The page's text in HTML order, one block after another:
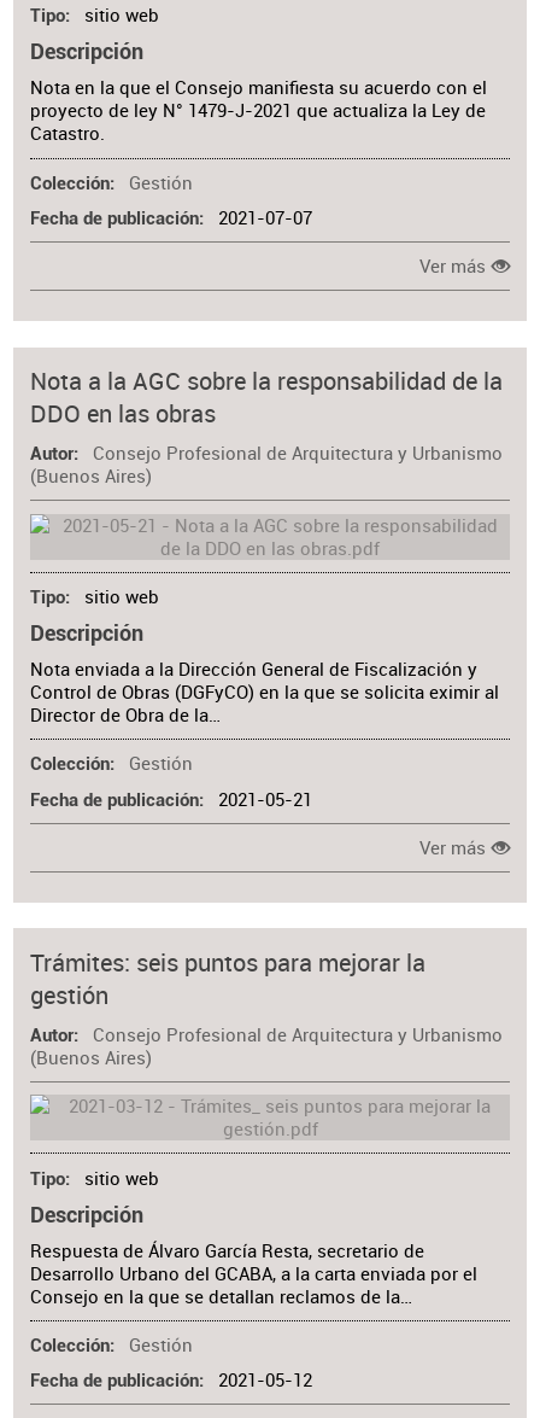
Tipo sitio web
Descripción
Nota en la que el Consejo manifiesta su acuerdo con el
proyecto de ley N° 1479-J-2021 que actualiza la Ley de
Catastro.
Colección Gestión
Fecha de publicación 2021-07-07
Ver más
Nota a la AGC sobre la responsabilidad de la
DDO en las obras
Autor
Consejo Profesional de Arquitectura y Urbanismo
(Buenos Aires)
Tipo sitio web
Descripción
Nota enviada a la Dirección General de Fiscalización y
Control de Obras (DGFyCO) en la que se solicita eximir al
Director de Obra de la…
Colección Gestión
Fecha de publicación 2021-05-21
Ver más
Trámites: seis puntos para mejorar la
gestión
Autor
Consejo Profesional de Arquitectura y Urbanismo
(Buenos Aires)
Tipo sitio web
Descripción
Respuesta de Álvaro García Resta, secretario de
Desarrollo Urbano del GCABA, a la carta enviada por el
Consejo en la que se detallan reclamos de la…
Colección Gestión
Fecha de publicación 2021-05-12